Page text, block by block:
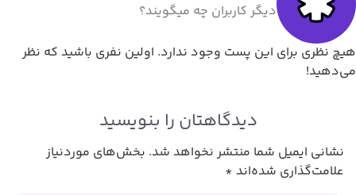
دیگر کاربران چه میگویند؟
نظری برای این پست وجود ندارد. اولین نفری باشید که نظر
دیدگاهتان را بنویسید
ایمیل شما منتشر نخواهد شد.بخش‌های موردنیاز
شده‌اند*